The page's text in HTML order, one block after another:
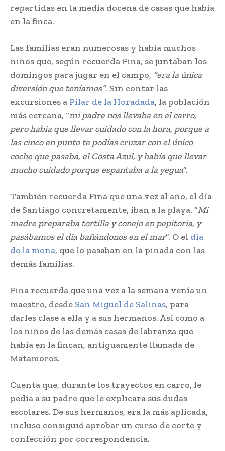
repartidas​ en la media docena de casas que ​había
en la finca.​
Las familias eran numerosas y había muchos​
niños que, según recuerda Fina, se​ juntaban los
domingos para jugar en el​ campo, “era la única
diversión que teníamos”.​ Sin contar las
excursiones a​ Pilar de la Horadada, la población
más​ cercana, “mi padre nos llevaba en el carro,​
pero había que llevar cuidado con​ la hora, porque a
las cinco en punto te​ podías cruzar con el único
coche que​ pasaba, el Costa Azul, y había que llevar​
mucho cuidado porque espantaba a la​ yegua”.​
También recuerda Fina que una vez al año,​ el día
de Santiago concretamente, iban a​ la playa. “Mi
madre preparaba tortilla y​ conejo en pepitoria, y
pasábamos el día​ bañándonos en el mar”. O el día
de la​ mona, que lo pasaban en la pinada con​ las
demás familias.
Fina recuerda que una vez a la semana​ venía un
maestro, desde San Miguel de​ Salinas, para
darles clase a ella y a sus​ hermanos. Así como a
los niños de las​ demás casas de labranza que
había en​ la fincan, antiguamente llamada de
Matamoros.​
Cuenta que, durante los trayectos en carro,​ le
pedía a su padre que le explicara​ sus dudas
escolares. De sus hermanos,​ era la más aplicada,
incluso consiguió​ aprobar un curso de corte y
confección​ por correspondencia.